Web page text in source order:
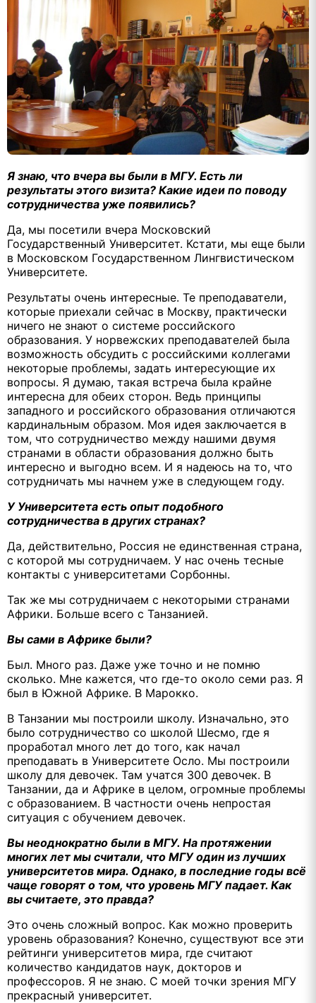
Я знаю, что вчера вы были в МГУ. Есть ли
результаты этого визита? Какие идеи по поводу
сотрудничества уже появились?
Да, мы посетили вчера Московский
Государственный Университет. Кстати, мы еще были
в Московском Государственном Лингвистическом
Университете.
Результаты очень интересные. Те преподаватели,
которые приехали сейчас в Москву, практически
ничего не знают о системе российского
образования. У норвежских преподавателей была
возможность обсудить с российскими коллегами
некоторые проблемы, задать интересующие их
вопросы. Я думаю, такая встреча была крайне
интересна для обеих сторон. Ведь принципы
западного и российского образования отличаются
кардинальным образом. Моя идея заключается в
том, что сотрудничество между нашими двумя
странами в области образования должно быть
интересно и выгодно всем. И я надеюсь на то, что
сотрудничать мы начнем уже в следующем году.
У Университета есть опыт подобного
сотрудничества в других странах?
Да, действительно, Россия не единственная страна,
с которой мы сотрудничаем. У нас очень тесные
контакты с университетами Сорбонны.
Так же мы сотрудничаем с некоторыми странами
Африки. Больше всего с Танзанией.
Вы сами в Африке были?
Был. Много раз. Даже уже точно и не помню
сколько. Мне кажется, что где-то около семи раз. Я
был в Южной Африке. В Марокко.
В Танзании мы построили школу. Изначально, это
было сотрудничество со школой Шесмо, где я
проработал много лет до того, как начал
преподавать в Университете Осло. Мы построили
школу для девочек. Там учатся 300 девочек. В
Танзании, да и Африке в целом, огромные проблемы
с образованием. В частности очень непростая
ситуация с обучением девочек.
Вы неоднократно были в МГУ. На протяжении
многих лет мы считали, что МГУ один из лучших
университетов мира. Однако, в последние годы всё
чаще говорят о том, что уровень МГУ падает. Как
вы считаете, это правда?
Это очень сложный вопрос. Как можно проверить
уровень образования? Конечно, существуют все эти
рейтинги университетов мира, где считают
количество кандидатов наук, докторов и
профессоров. Я не знаю. С моей точки зрения МГУ
прекрасный университет.